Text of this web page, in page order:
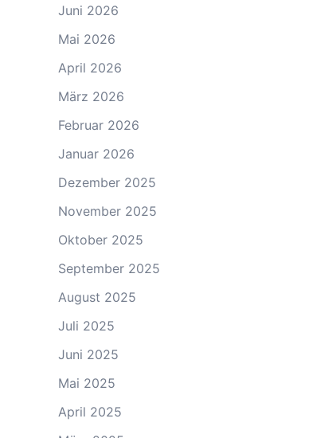
Juni 2026
Mai 2026
April 2026
März 2026
Februar 2026
Januar 2026
Dezember 2025
November 2025
Oktober 2025
September 2025
August 2025
Juli 2025
Juni 2025
Mai 2025
April 2025